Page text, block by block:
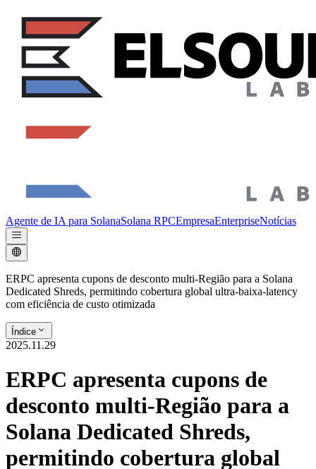
Agente de IA para SolanaSolana RPCEmpresaEnterpriseNotícias
ERPC apresenta cupons de desconto multi-Região para a Solana
Dedicated Shreds, permitindo cobertura global ultra-baixa-latency
com eficiência de custo otimizada
Índice
2025.11.29
ERPC apresenta cupons de
desconto multi-Região para a
Solana Dedicated Shreds,
permitindo cobertura global